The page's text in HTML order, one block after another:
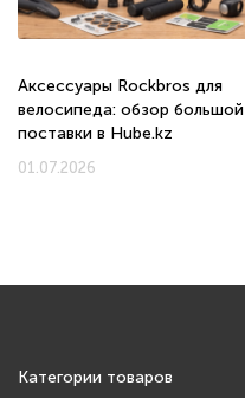
Аксессуары Rockbros для
велосипеда: обзор большой
поставки в Hube.kz
01.07.2026
Категории товаров